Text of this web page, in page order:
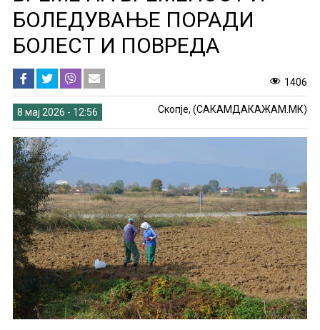
БОЛЕДУВАЊЕ ПОРАДИ
БОЛЕСТ И ПОВРЕДА
1406
8 мај 2026 - 12:56 Скопје, (САКАМДАКАЖАМ.МК)